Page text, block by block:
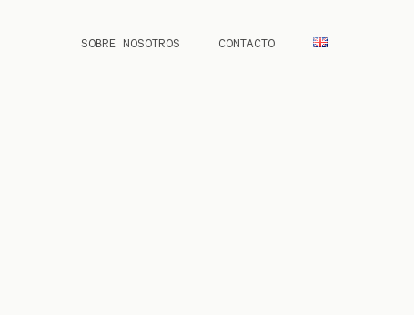
SOBRE NOSOTROS CONTACTO